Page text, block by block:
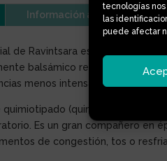
tecnologías
las
puede afectar
Información adicional
de Ravintsara es uno de esos
balsámico recuerda al
menos intensas.
quimiotipado (quimiotipo 1,8-
Es un gran compañero en
de congestión, tos o